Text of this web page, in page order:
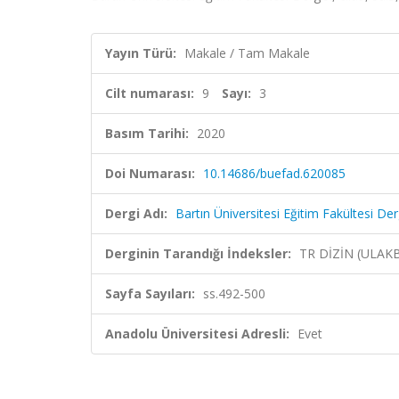
Yayın Türü: Makale / Tam Makale
Cilt numarası: 9 Sayı: 3
Basım Tarihi: 2020
Doi Numarası: 10.14686/buefad.620085
Dergi Adı: Bartın Üniversitesi Eğitim Fakültesi
Derginin Tarandığı İndeksler: TR DİZİN
Sayfa Sayıları: ss.492-500
Anadolu Üniversitesi Adresli: Evet